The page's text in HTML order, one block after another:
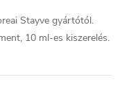
Stayve gyártótól.
10 ml-es kiszerelés.